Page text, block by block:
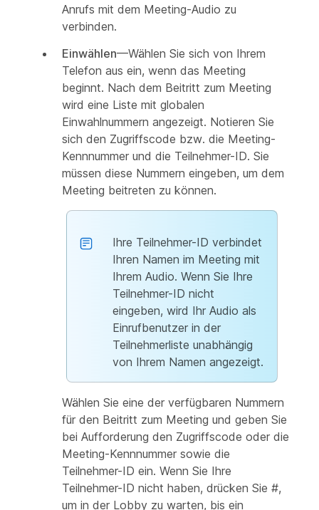
Anrufs mit dem Meeting-Audio zu
verbinden.
Einwählen—Wählen Sie sich von Ihrem
Telefon aus ein, wenn das Meeting
beginnt. Nach dem Beitritt zum Meeting
wird eine Liste mit globalen
Einwahlnummern angezeigt. Notieren Sie
sich den Zugriffscode bzw. die Meeting-
Kennnummer und die Teilnehmer-ID. Sie
müssen diese Nummern eingeben, um dem
Meeting beitreten zu können.
Ihre Teilnehmer-ID verbindet
Ihren Namen im Meeting mit
Ihrem Audio. Wenn Sie Ihre
Teilnehmer-ID nicht
eingeben, wird Ihr Audio als
Einrufbenutzer in der
Teilnehmerliste unabhängig
von Ihrem Namen angezeigt.
Wählen Sie eine der verfügbaren Nummern
für den Beitritt zum Meeting und geben Sie
bei Aufforderung den Zugriffscode oder die
Meeting-Kennnummer sowie die
Teilnehmer-ID ein. Wenn Sie Ihre
Teilnehmer-ID nicht haben, drücken Sie #,
um in der Lobby zu warten, bis ein